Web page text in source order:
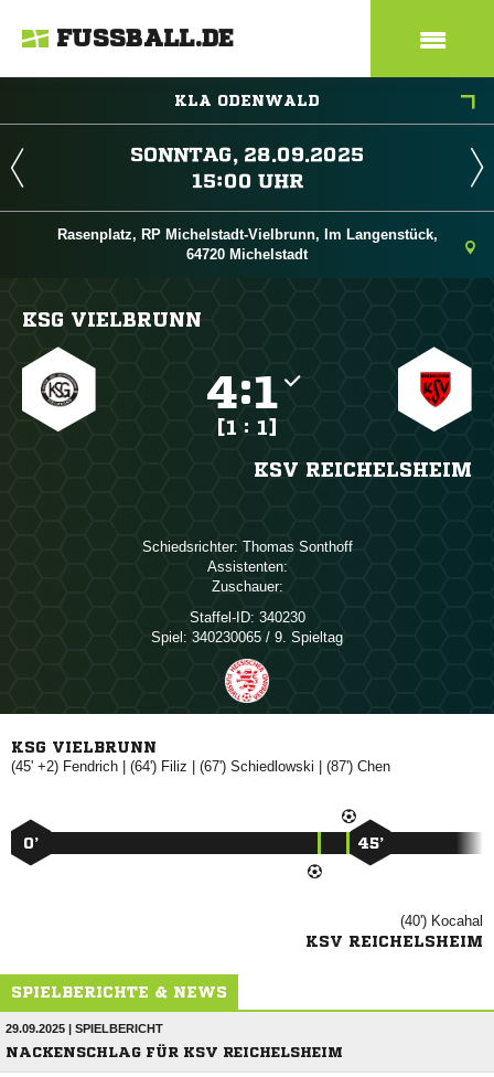
FUSSBALL.DE
KLA ODENWALD
 
 
Rasenplatz, RP Michelstadt-Vielbrunn, Im Langenstück,
64720 Michelstadt
KSG VIELBRUNN
:
[1 : 1]
KSV REICHELSHEIM
Schiedsrichter:  
Assistenten:
Zuschauer:
Staffel-ID: 340230
Spiel: 340230065 / 9. Spieltag
KSG VIELBRUNN
(45' +2)  | (64')  | (67')  | (87') 
0’ 45’
(40') 
KSV REICHELSHEIM
SPIELBERICHTE & NEWS
29.09.2025 | SPIELBERICHT
NACKENSCHLAG FÜR KSV REICHELSHEIM